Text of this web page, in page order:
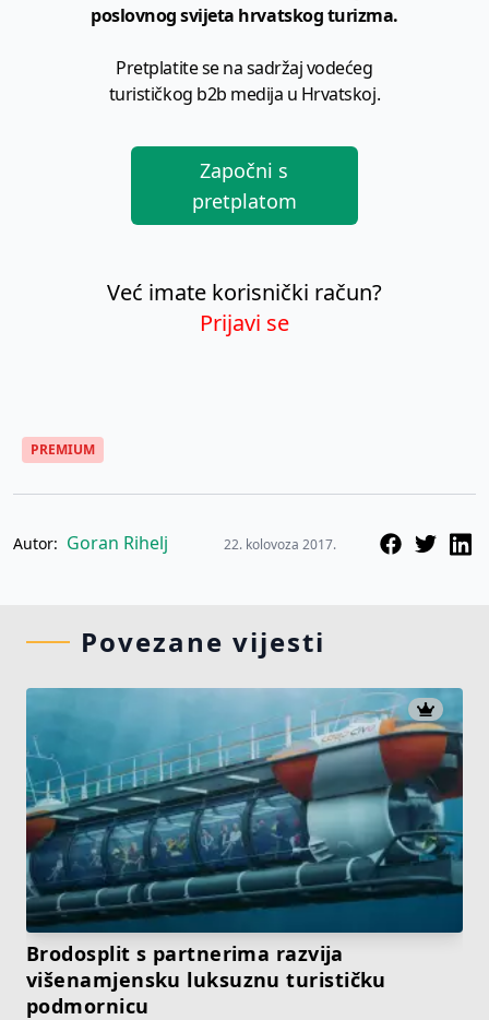
poslovnog svijeta hrvatskog turizma.
Pretplatite se na sadržaj vodećeg
turističkog b2b medija u Hrvatskoj.
Započni s
pretplatom
Već imate korisnički račun?
Prijavi se
PREMIUM
Autor: Goran Rihelj 22. kolovoza 2017.
Povezane vijesti
Brodosplit s partnerima razvija
višenamjensku luksuznu turističku
podmornicu